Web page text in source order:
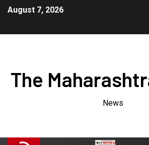
August 7, 2026
The
News